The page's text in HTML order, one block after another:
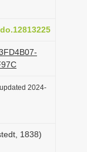
2024-
1838)